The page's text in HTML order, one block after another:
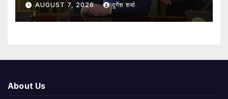
AUGUST 7, 2026 दुर्गेश शर्मा
About Us